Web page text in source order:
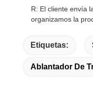
R: El cliente envía
organizamos la
Etiquetas:
Ablantador De